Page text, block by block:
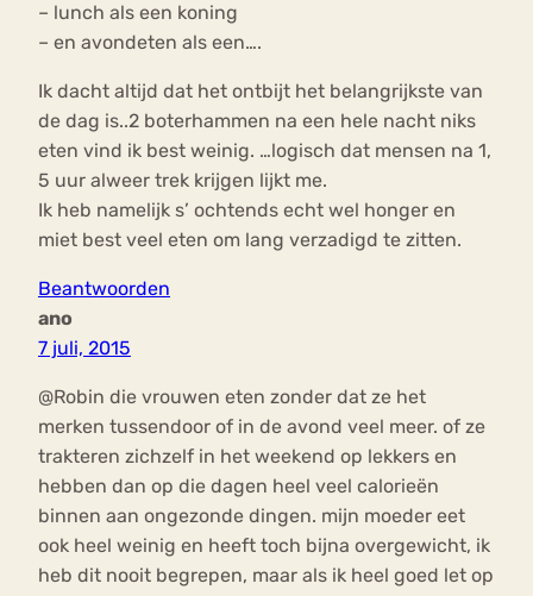
– lunch als een koning
– en avondeten als een….
Ik dacht altijd dat het ontbijt het belangrijkste van
de dag is..2 boterhammen na een hele nacht niks
eten vind ik best weinig. …logisch dat mensen na 1,
5 uur alweer trek krijgen lijkt me.
Ik heb namelijk s’ ochtends echt wel honger en
miet best veel eten om lang verzadigd te zitten.
Beantwoorden
ano
7 juli, 2015
@Robin die vrouwen eten zonder dat ze het
merken tussendoor of in de avond veel meer. of ze
trakteren zichzelf in het weekend op lekkers en
hebben dan op die dagen heel veel calorieën
binnen aan ongezonde dingen. mijn moeder eet
ook heel weinig en heeft toch bijna overgewicht, ik
heb dit nooit begrepen, maar als ik heel goed let op